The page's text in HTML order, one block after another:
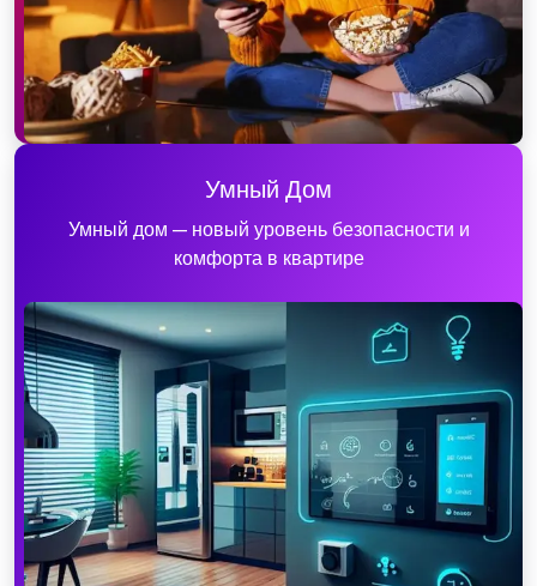
Умный Дом
Умный дом — новый уровень безопасности и
комфорта в квартире